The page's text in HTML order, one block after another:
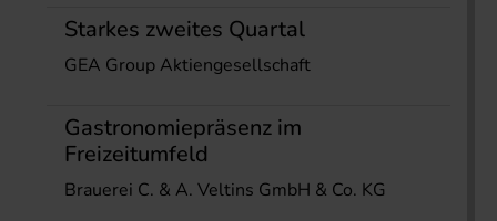
Starkes zweites Quartal
GEA Group Aktiengesellschaft
Gastronomiepräsenz im
Freizeitumfeld
Brauerei C. & A. Veltins GmbH & Co. KG